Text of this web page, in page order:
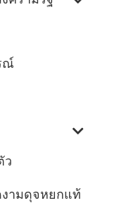
ณ์
ว
งามดุจหยกแท้